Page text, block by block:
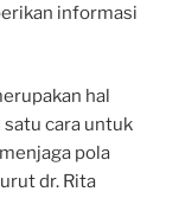
informasi
hal
satu cara untuk
pola
dr. Rita